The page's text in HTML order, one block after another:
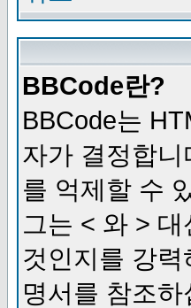
BBCode란?
BBCode는
자가 결정합
를 억제할 수
그는 < 와 >
것인지를 강
명서를 참조하